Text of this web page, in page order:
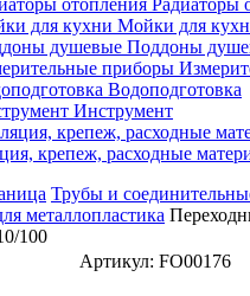
Радиаторы
Мойки для
Поддоны
Водоподготовка
Инструмент
крепеж, расходные
Трубы и
металлопластика
100
Артикул: FO00176